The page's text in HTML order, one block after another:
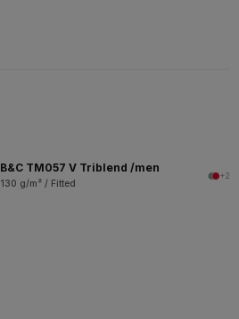
B&C TM057 V Triblend /men
130 g/m² / Fitted
+2